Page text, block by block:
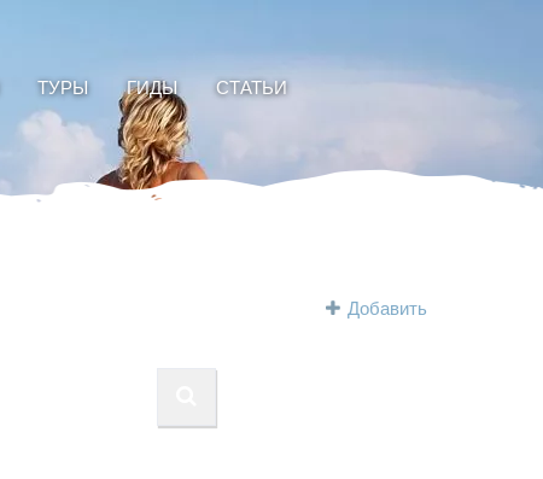
ТУРЫ ГИДЫ СТАТЬИ
Добавить